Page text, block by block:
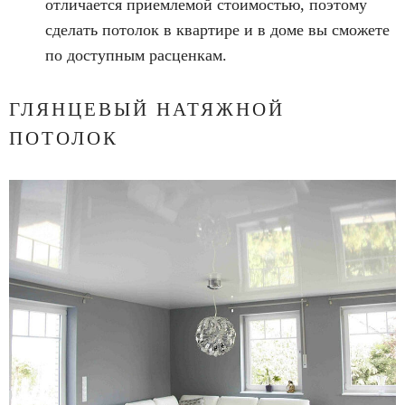
отличается приемлемой стоимостью, поэтому
сделать потолок в квартире и в доме вы сможете
по доступным расценкам.
ГЛЯНЦЕВЫЙ НАТЯЖНОЙ
ПОТОЛОК